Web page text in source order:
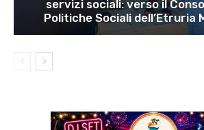
servizi sociali: verso il
Politiche Sociali dell’Etruria